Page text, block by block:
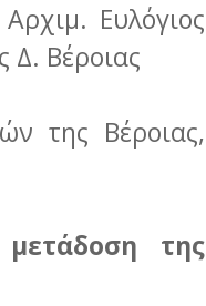
Ευλόγιος
Δ. Βέροιας
της Βέροιας,
της